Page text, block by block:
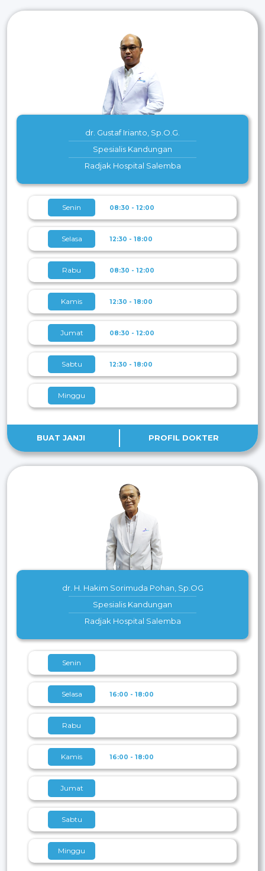
dr. Gustaf Irianto, Sp.O.G.
Spesialis Kandungan
Radjak Hospital Salemba
Senin 08:30 - 12:00
Selasa 12:30 - 18:00
Rabu 08:30 - 12:00
Kamis 12:30 - 18:00
Jumat 08:30 - 12:00
Sabtu 12:30 - 18:00
Minggu
BUAT JANJI PROFIL DOKTER
dr. H. Hakim Sorimuda Pohan, Sp.OG
Spesialis Kandungan
Radjak Hospital Salemba
Senin
Selasa 16:00 - 18:00
Rabu
Kamis 16:00 - 18:00
Jumat
Sabtu
Minggu